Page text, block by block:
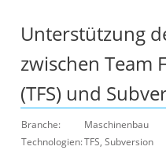
Unterstützung
zwischen Team
(TFS) und
Branche:
Maschinenbau
Technologien:TFS, Subversion